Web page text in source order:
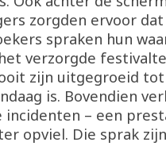
zorgden ervoor
spraken hun
verzorgde
zijn uitgegroeid
is. Bovendien
incidenten – een
opviel. Die sprak